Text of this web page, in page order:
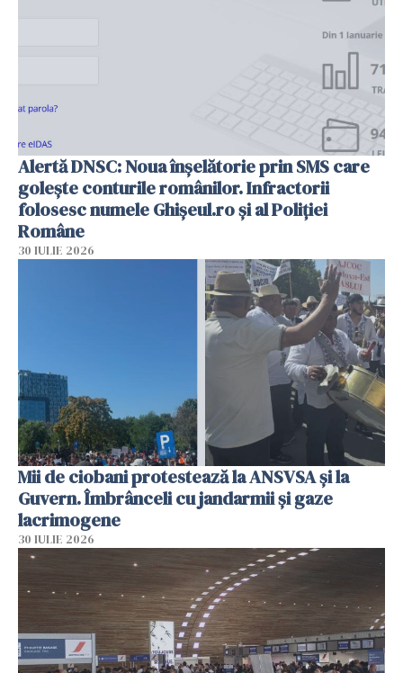
Alertă DNSC: Noua înșelătorie prin SMS care
golește conturile românilor. Infractorii
folosesc numele Ghișeul.ro și al Poliției
Române
30 IULIE 2026
Mii de ciobani protestează la ANSVSA și la
Guvern. Îmbrânceli cu jandarmii și gaze
lacrimogene
30 IULIE 2026